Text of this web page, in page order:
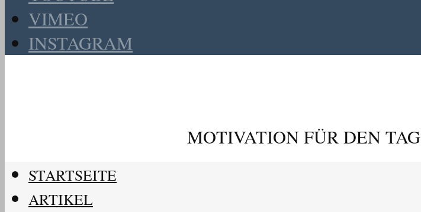
VIMEO
INSTAGRAM
MOTIVATION FÜR DEN TAG
STARTSEITE
ARTIKEL